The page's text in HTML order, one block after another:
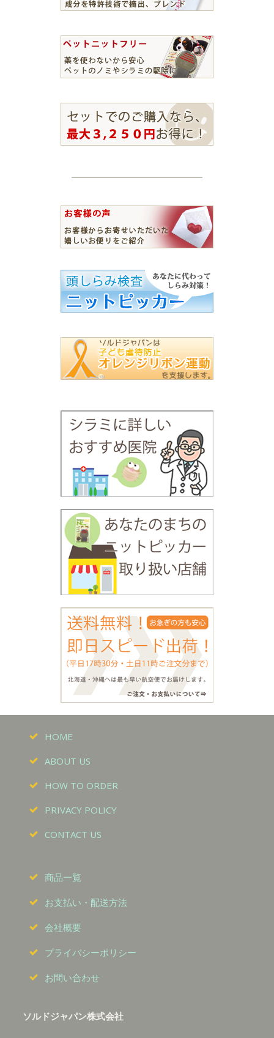
HOME
ABOUT US
HOW TO ORDER
PRIVACY POLICY
CONTACT US
商品一覧
お支払い・配送方法
会社概要
プライバシーポリシー
お問い合わせ
ソルドジャパン株式会社